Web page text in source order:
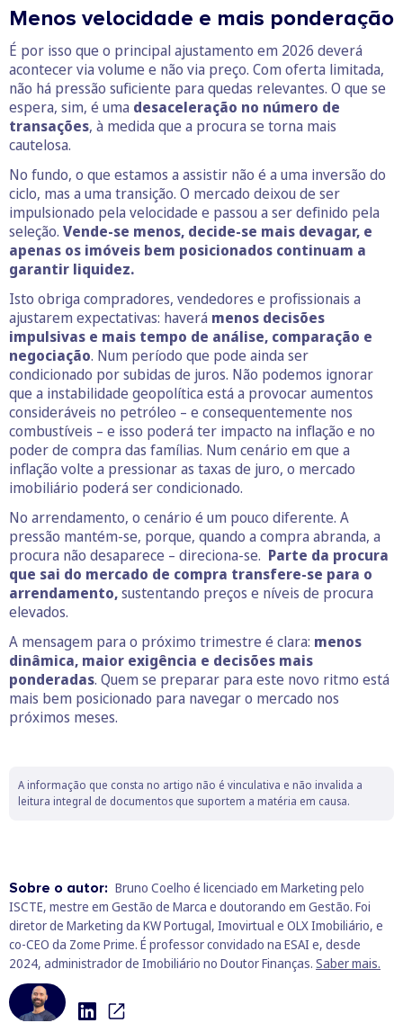
Menos velocidade e mais ponderação
É por isso que o principal ajustamento em 2026 deverá
acontecer via volume e não via preço. Com oferta limitada,
não há pressão suficiente para quedas relevantes. O que se
espera, sim, é uma desaceleração no número de
transações, à medida que a procura se torna mais
cautelosa.
No fundo, o que estamos a assistir não é a uma inversão do
ciclo, mas a uma transição. O mercado deixou de ser
impulsionado pela velocidade e passou a ser definido pela
seleção. Vende-se menos, decide-se mais devagar, e
apenas os imóveis bem posicionados continuam a
garantir liquidez.
Isto obriga compradores, vendedores e profissionais a
ajustarem expectativas: haverá menos decisões
impulsivas e mais tempo de análise, comparação e
negociação. Num período que pode ainda ser
condicionado por subidas de juros. Não podemos ignorar
que a instabilidade geopolítica está a provocar aumentos
consideráveis no petróleo – e consequentemente nos
combustíveis – e isso poderá ter impacto na inflação e no
poder de compra das famílias. Num cenário em que a
inflação volte a pressionar as taxas de juro, o mercado
imobiliário poderá ser condicionado.
No arrendamento, o cenário é um pouco diferente. A
pressão mantém-se, porque, quando a compra abranda, a
procura não desaparece – direciona-se. Parte da procura
que sai do mercado de compra transfere‑se para o
arrendamento,sustentando preços e níveis de procura
elevados.
A mensagem para o próximo trimestre é clara: menos
dinâmica, maior exigência e decisões mais
ponderadas. Quem se preparar para este novo ritmo está
mais bem posicionado para navegar o mercado nos
próximos meses.
A informação que consta no artigo não é vinculativa e não invalida a
leitura integral de documentos que suportem a matéria em causa.
Sobre o autor: Bruno Coelho é licenciado em Marketing pelo
ISCTE, mestre em Gestão de Marca e doutorando em Gestão. Foi
diretor de Marketing da KW Portugal, Imovirtual e OLX Imobiliário, e
co-CEO da Zome Prime. É professor convidado na ESAI e, desde
2024, administrador de Imobiliário no Doutor Finanças. Saber mais.